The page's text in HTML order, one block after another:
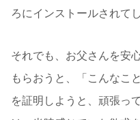
ろにインストールされて
それでも、お父さんを安
もらおうと、「こんなこ
を証明しようと、頑張っ